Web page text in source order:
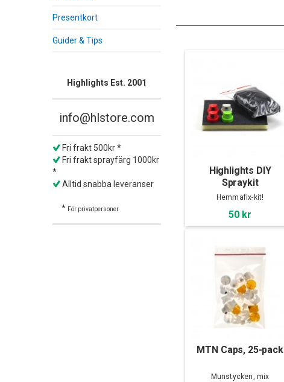
Presentkort
Guider & Tips
Highlights Est. 2001
info@hlstore.com
Fri frakt 500kr *
Fri frakt sprayfärg 1000kr
*
Alltid snabba leveranser
* För privatpersoner
Highlights DIY
Spraykit
Hemmafix-kit!
50 kr
MTN Caps, 25-pack
Munstycken, mix